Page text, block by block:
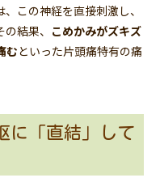
この神経を直接刺激し、
結果、 こめかみがズキズ
むといった片頭痛特有の痛
「直結」して